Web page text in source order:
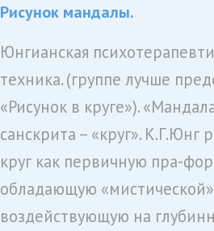
Рисунок мандалы.
Юнгианская
техника. (группе лучше
«Рисунок в круге»).
санскрита – «круг». К.Г.Юнг
круг как первичную пра-
обладающую «мистической»
воздействующую на